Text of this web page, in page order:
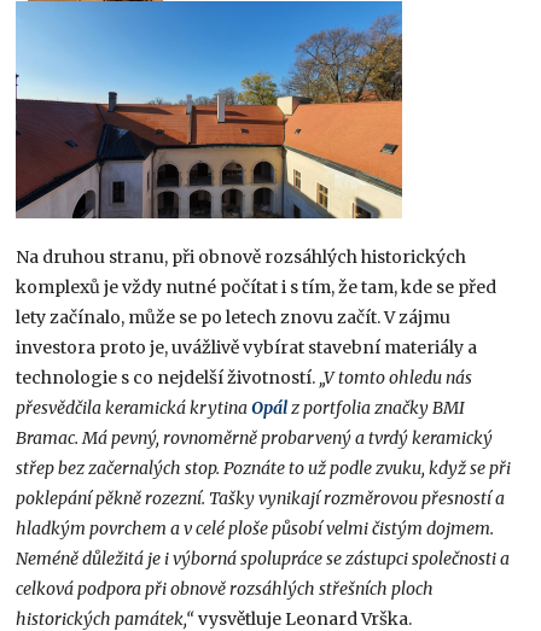
Na druhou stranu, při obnově rozsáhlých historických
komplexů je vždy nutné počítat i s tím, že tam, kde se před
lety začínalo, může se po letech znovu začít. V zájmu
investora proto je, uvážlivě vybírat stavební materiály a
technologie s co nejdelší životností. „V tomto ohledu nás
přesvědčila keramická krytinaOpálz portfolia značky BMI
Bramac. Má pevný, rovnoměrně probarvený a tvrdý keramický
střep bez začernalých stop. Poznáte to už podle zvuku, když se při
poklepání pěkně rozezní. Tašky vynikají rozměrovou přesností a
hladkým povrchem a v celé ploše působí velmi čistým dojmem.
Neméně důležitá je i výborná spolupráce se zástupci společnosti a
celková podpora při obnově rozsáhlých střešních ploch
historických památek,“vysvětluje Leonard Vrška.